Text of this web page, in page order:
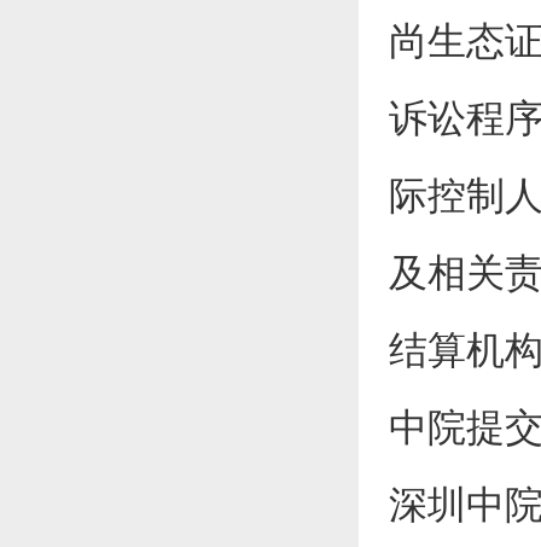
尚生态
诉讼程
际控制
及相关
结算机
中院提
深圳中